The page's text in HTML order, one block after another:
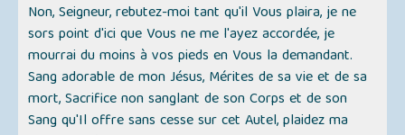
Non, Seigneur, rebutez-moi tant qu'il Vous plaira, je ne
sors point d'ici que Vous ne me l'ayez accordée, je
mourrai du moins à vos pieds en Vous la demandant.
Sang adorable de mon Jésus, Mérites de sa vie et de sa
mort, Sacrifice non sanglant de son Corps et de son
Sang qu'Il offre sans cesse sur cet Autel, plaidez ma